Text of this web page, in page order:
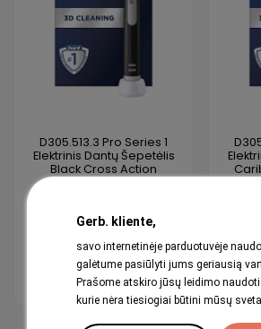
D305.513.3 Pro Series 1
Elektrinis Dantų Šepetėlis
Black Cross Action
49,99 €
Į krepšelį
Gerb. kliente,
savo internetinėje parduotuvėje
galėtume pasiūlyti jums geriausią
Prašome atskiro jūsų leidimo
kurie nėra tiesiogiai būtini mūsų